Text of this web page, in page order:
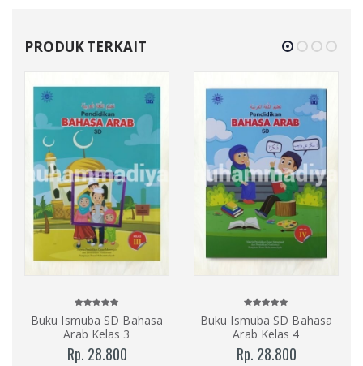
PRODUK TERKAIT
Buku Ismuba SD Bahasa
Arab Kelas 3
Rp. 28.800
Buku Ismuba SD Bahasa
Arab Kelas 4
Rp. 28.800